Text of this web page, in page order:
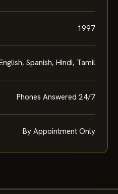
1997
Spanish, Hindi, Tamil
Phones Answered 24/7
By Appointment Only